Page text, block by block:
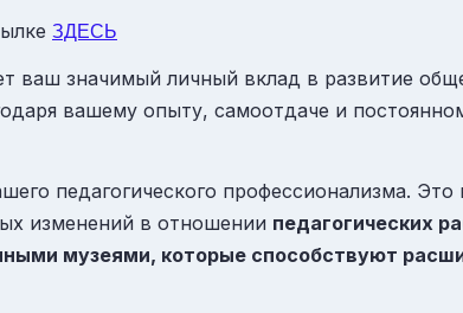
ЗДЕСЬ
ваш значимый личный вклад в развитие
вашему опыту, самоотдаче и
педагогического профессионализма.
изменений в отношении педагогических
музеями, которые способствуют